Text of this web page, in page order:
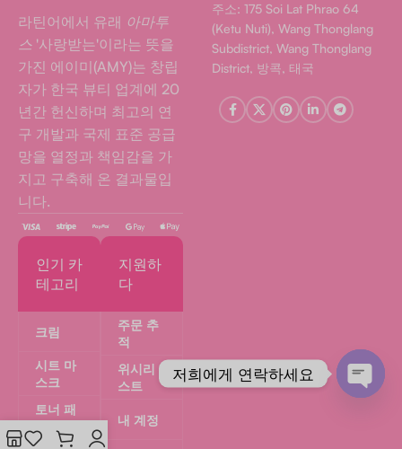
라틴어에서 유래 아마투
스 '사랑받는'이라는 뜻을
가진 에이미(AMY)는 창립
자가 한국 뷰티 업계에 20
년간 헌신하며 최고의 연
구 개발과 국제 표준 공급
망을 열정과 책임감을 가
지고 구축해 온 결과물입
니다.
인기 카
테고리
크림
시트 마
스크
토너 패
드
지원하
다
주문 추
적
위시리
스트
내 계정
주소: 175 Soi Lat Phrao 64
(Ketu Nuti), Wang Thonglang
Subdistrict, Wang Thonglang
District, 방콕, 태국
저희에게 연락하세요